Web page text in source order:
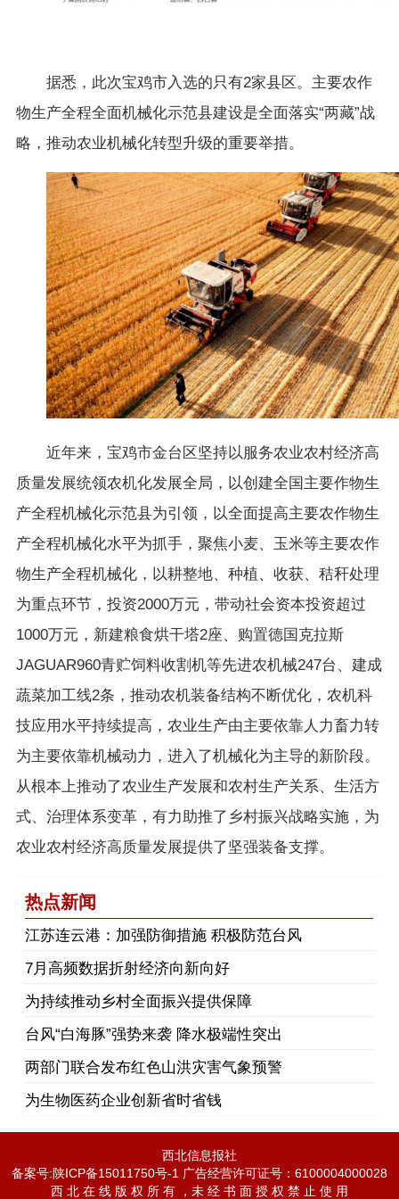
据悉，此次宝鸡市入选的只有2家县区。主要农作
物生产全程全面机械化示范县建设是全面落实“两藏”战
略，推动农业机械化转型升级的重要举措。
近年来，宝鸡市金台区坚持以服务农业农村经济高
质量发展统领农机化发展全局，以创建全国主要作物生
产全程机械化示范县为引领，以全面提高主要农作物生
产全程机械化水平为抓手，聚焦小麦、玉米等主要农作
物生产全程机械化，以耕整地、种植、收获、秸秆处理
为重点环节，投资2000万元，带动社会资本投资超过
1000万元，新建粮食烘干塔2座、购置德国克拉斯
JAGUAR960青贮饲料收割机等先进农机械247台、建成
蔬菜加工线2条，推动农机装备结构不断优化，农机科
技应用水平持续提高，农业生产由主要依靠人力畜力转
为主要依靠机械动力，进入了机械化为主导的新阶段。
从根本上推动了农业生产发展和农村生产关系、生活方
式、治理体系变革，有力助推了乡村振兴战略实施，为
农业农村经济高质量发展提供了坚强装备支撑。
热点新闻
江苏连云港：加强防御措施 积极防范台风
7月高频数据折射经济向新向好
为持续推动乡村全面振兴提供保障
台风“白海豚”强势来袭 降水极端性突出
两部门联合发布红色山洪灾害气象预警
为生物医药企业创新省时省钱
西北信息报社
备案号:陕ICP备15011750号-1 广告经营许可证号：6100004000028
西 北 在 线 版 权 所 有 ，未 经 书 面 授 权 禁 止 使 用